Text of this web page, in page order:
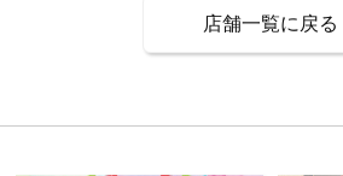
店舗一覧に戻る